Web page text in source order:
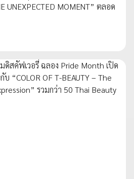
UNEXPECTED MOMENT” ตลอด